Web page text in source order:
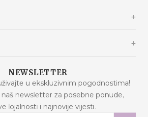
NEWSLETTER
u ekskluzivnim pogodnostima!
naš newsletter za posebne ponude,
lojalnosti i najnovije vijesti.